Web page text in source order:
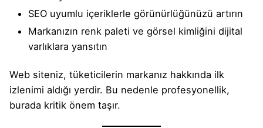
SEO uyumlu içeriklerle görünürlüğünüzü artırın
Markanızın renk paleti ve görsel kimliğini dijital
varlıklara yansıtın
Web siteniz, tüketicilerin markanız hakkında ilk
izlenimi aldığı yerdir. Bu nedenle profesyonellik,
burada kritik önem taşır.